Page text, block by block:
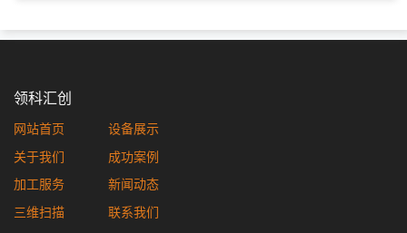
领科汇创
网站首页
关于我们
加工服务
三维扫描
设备展示
成功案例
新闻动态
联系我们